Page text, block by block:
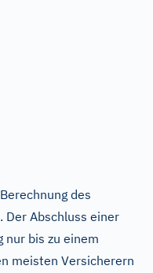
des
Der Abschluss einer
nur bis zu einem
meisten Versicherern